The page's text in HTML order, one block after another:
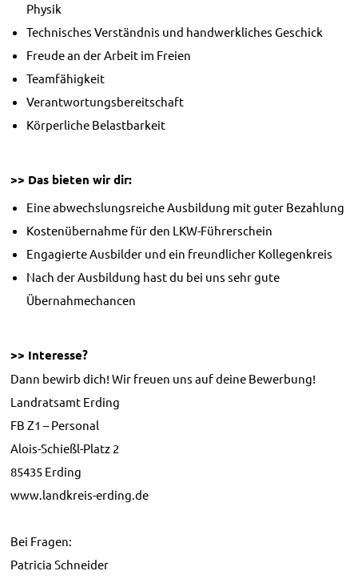
Physik
Technisches Verständnis und handwerkliches Geschick
Freude an der Arbeit im Freien
Teamfähigkeit
Verantwortungsbereitschaft
Körperliche Belastbarkeit
>> Das bieten wir dir:
Eine abwechslungsreiche Ausbildung mit guter Bezahlung
Kostenübernahme für den LKW-Führerschein
Engagierte Ausbilder und ein freundlicher Kollegenkreis
Nach der Ausbildung hast du bei uns sehr gute
Übernahmechancen
>> Interesse?
Dann bewirb dich! Wir freuen uns auf deine Bewerbung!
Landratsamt Erding
FB Z1 – Personal
Alois-Schießl-Platz 2
85435 Erding
www.landkreis-erding.de
Bei Fragen:
Patricia Schneider